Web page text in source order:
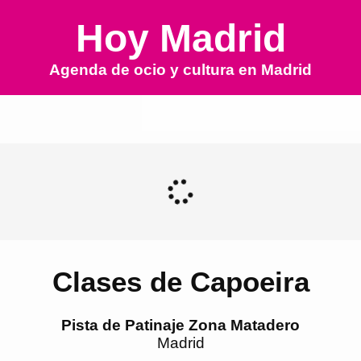
Hoy Madrid
Agenda de ocio y cultura en Madrid
Clases de Capoeira
Pista de Patinaje Zona Matadero
Madrid